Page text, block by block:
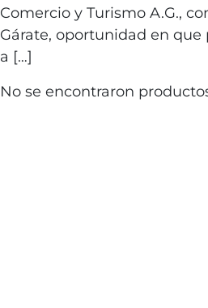
Comercio y Turismo A.G.,
Gárate, oportunidad en
a […]
No se encontraron